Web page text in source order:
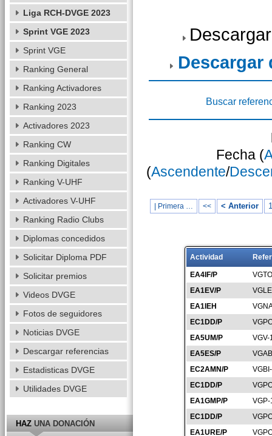
Descargar
Buscar
Fecha (
(Ascendente/
| Primera … << < Anterior
Actividad
EA4IF/P
EA1EV/P
EA1IEH
EC1DD/P
EA5UM/P
VGV-
EA5ES/P
EC2AMN/P
EC1DD/P
EA1GMP/P
EC1DD/P
EA1URE/P
Liga RCH-DVGE 2023
Sprint VGE 2023
Sprint VGE
Ranking General
Ranking Activadores
Ranking 2023
Activadores 2023
Ranking CW
Ranking Digitales
Ranking V-UHF
Activadores V-UHF
Ranking Radio Clubs
Diplomas concedidos
Solicitar Diploma PDF
Solicitar premios
Videos DVGE
Fotos de seguidores
Noticias DVGE
Descargar referencias
Estadisticas DVGE
Utilidades DVGE
HAZUNA DONACIÓN